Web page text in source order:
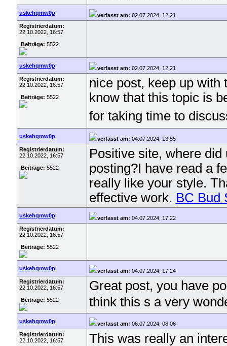
uskehqmw0p verfasst am: 02.07.2024, 12:21
Registrierdatum:
22.10.2022, 16:57
Beiträge: 5522
uskehqmw0p verfasst am: 02.07.2024, 12:21
Registrierdatum:
22.10.2022, 16:57
Beiträge: 5522
nice post, keep up with
know that this topic is
for taking time to
uskehqmw0p verfasst am: 04.07.2024, 13:55
Registrierdatum:
22.10.2022, 16:57
Beiträge: 5522
Positive site, where
posting?I have read a
really like your style.
effective work. BC Bud
uskehqmw0p verfasst am: 04.07.2024, 17:22
Registrierdatum:
22.10.2022, 16:57
Beiträge: 5522
uskehqmw0p verfasst am: 04.07.2024, 17:24
Registrierdatum:
22.10.2022, 16:57
Beiträge: 5522
Great post, you have
think this s a very
uskehqmw0p verfasst am: 06.07.2024, 08:06
Registrierdatum:
22.10.2022, 16:57
This was really an